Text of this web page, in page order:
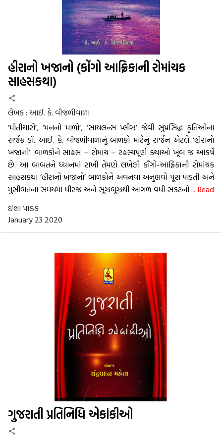
હીરાનો ખજાનો (કોંગો આફ્રિકાની રોમાંચક
સાહસકથા)
લેખક : આઈ. કે. વીજળીવાળા
‘મોતીચારો’, ‘મનનો માળો’, ‘સાયલન્સ પ્લીઝ’ જેવી સુપ્રસિદ્ધ કૃતિઓના
સર્જક ડૉ. આઈ. કે. વીજળીવાળાનું બાળકો માટેનું સર્જન એટલે ‘હીરાનો
ખજાનો’. બાળકોને સાહસ – રોમાંચ – રહસ્યપૂર્ણ કથાઓ ખૂબ જ આકર્ષે
છે. આ બાબતને ધ્યાનમાં રાખી તેમણે લખેલી કૉંગો-આફ્રિકાની રોમાંચક
સાહસકથા ‘હીરાનો ખજાનો’ બાળકોને અવનવા અનુભવો પૂરા પાડતી અને
મુસીબતના સમયમાં ધીરજ અને સૂઝબૂઝથી આગળ વધી સંકટનો .. Read
More
ઈશા પાઠક
January 23 2020
ગુજરાતી પ્રતિનિધિ એકાંકીઓ